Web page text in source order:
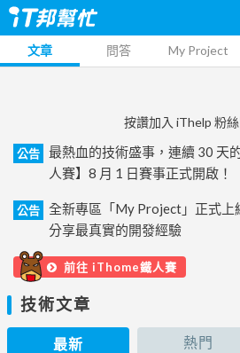
文章 問答 My Project
按讚加入 iThelp 粉
公告
最熱血的技術盛事，連續 30 天
人賽】8 月 1 日賽事正式開啟！
公告
全新專區「My Project」正式上
分享最真實的開發經驗
前往 iThome鐵人賽
技術文章
最新 熱門